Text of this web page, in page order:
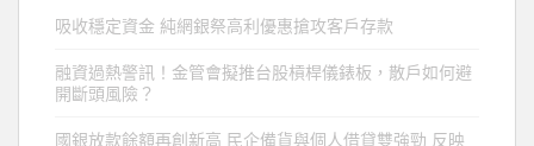
吸收穩定資金 純網銀祭高利優惠搶攻客戶存款
融資過熱警訊！金管會擬推台股槓桿儀錶板，散戶如何避
開斷頭風險？
國銀放款餘額再創新高 民企備貨與個人借貸雙強勁 反映